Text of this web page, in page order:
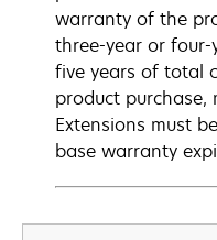
warranty of the
three-year or
five years of total
product purchase,
Extensions must
base warranty